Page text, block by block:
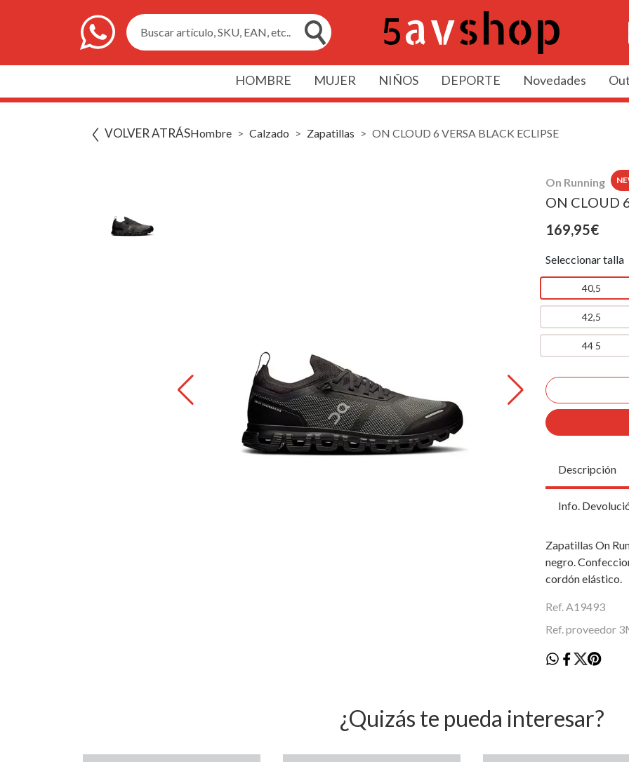
Buscar artículo, SKU, EAN, etc..
HOMBRE MUJER NIÑOS DEPORTE Novedades
VOLVER ATRÁSHombre Calzado Zapatillas ON CLOUD 6 VERSA BLACK ECLIPSE
On Running
ON CLOUD
169,95€
Seleccionar talla
40,5
42,5
44 5
Descripción
Info.
Zapatillas On
negro.
cordón elástico.
Ref. A19493
Ref. proveedor
¿Quizás te pueda interesar?